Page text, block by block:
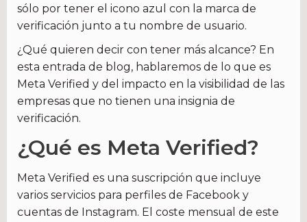
sólo por tener el icono azul con la marca de
verificación junto a tu nombre de usuario.
¿Qué quieren decir con tener más alcance? En
esta entrada de blog, hablaremos de lo que es
Meta Verified y del impacto en la visibilidad de las
empresas que no tienen una insignia de
verificación.
¿Qué es Meta Verified?
Meta Verified es una suscripción que incluye
varios servicios para perfiles de Facebook y
cuentas de Instagram. El coste mensual de este